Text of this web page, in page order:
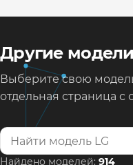
Другие
Выберите свою
отдельная страница
Найти модель
Найдено моделей: 914